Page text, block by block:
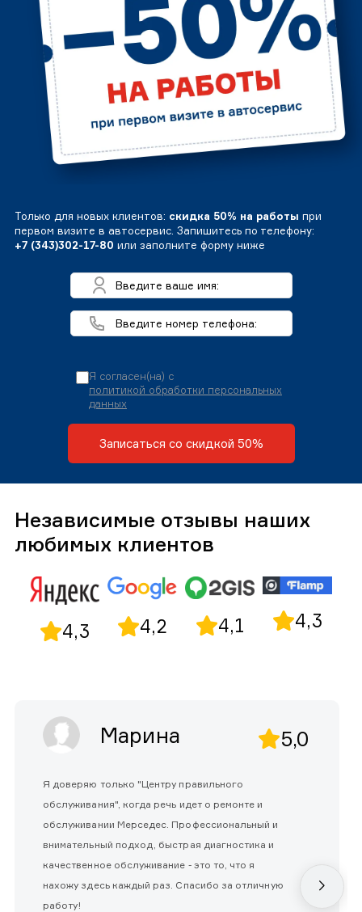
Только для новых клиентов: скидка 50% на работы при
первом визите в автосервис. Запишитесь по телефону:
+7 (343)302-17-80 или заполните форму ниже
Я согласен(на) с
политикой обработки персональных
данных
Записаться со скидкой 50%
Независимые отзывы наших
любимых клиентов
4,3 4,2 4,1 4,3
Марина 5,0
Я доверяю только "Центру правильного
обслуживания", когда речь идет о ремонте и
обслуживании Мерседес. Профессиональный и
внимательный подход, быстрая диагностика и
качественное обслуживание - это то, что я
нахожу здесь каждый раз. Спасибо за отличную
работу!